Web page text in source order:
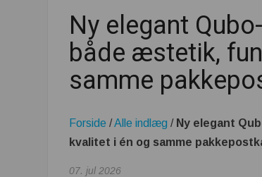
Ny elegant
både æstetik,
samme
Forside /Alle indlæg / Ny elegant
kvalitet i én og samme
07. jul 2026